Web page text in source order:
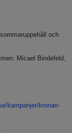
och
Micael Bindefeld,
kampanjer/kronan-